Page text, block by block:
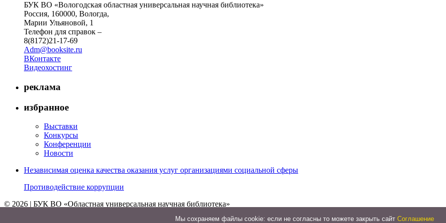
БУК ВО «Вологодская областная универсальная научная библиотека»
Россия, 160000, Вологда,
Марии Ульяновой, 1
Телефон для справок –
8(8172)21-17-69
Adm@booksite.ru
ВКонтакте
Видеохостинг
реклама
избранное
Выставки
Конкурсы
Конференции
Новости
Независимая оценка качества оказания услуг организациями социальной сферы
Противодействие коррупции
© 2026 | БУК ВО «Областная универсальная научная библиотека»
Мы cохраняем файлы cookie: если не согласны то можете закрыть сайт Соглашение